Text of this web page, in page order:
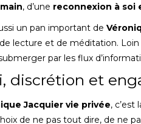
, d’une reconnexion à soi
un pan important de
lecture et de méditation.
par les flux
discrétion et
Jacquier vie privée, c’est
de ne pas tout dire, de ne